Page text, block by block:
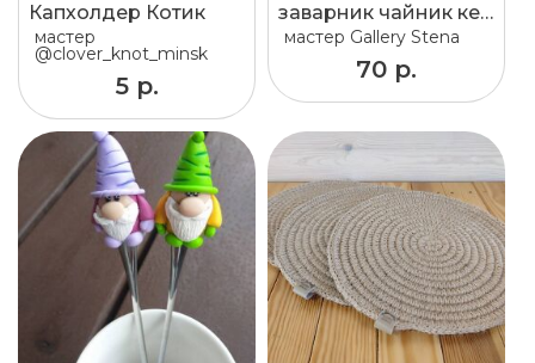
Капхолдер Котик
мастер
@clover_knot_minsk
5 р.
заварник чайник керамика интерьер подарки сувениры
мастер Gallery Stena
70 р.